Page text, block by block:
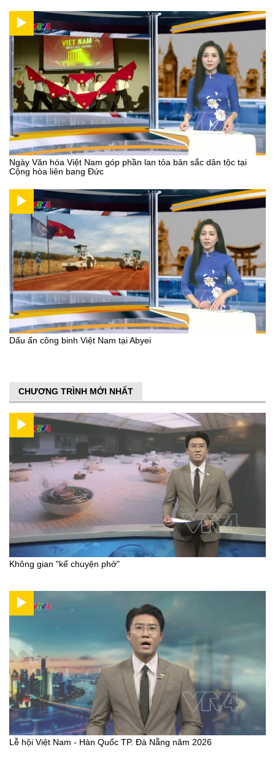
Ngày Văn hóa Việt Nam góp phần lan tỏa bản sắc dân tộc tại
Cộng hòa liên bang Đức
Dấu ấn công binh Việt Nam tại Abyei
CHƯƠNG TRÌNH MỚI NHẤT
Không gian "kể chuyện phở"
Lễ hội Việt Nam - Hàn Quốc TP. Đà Nẵng năm 2026